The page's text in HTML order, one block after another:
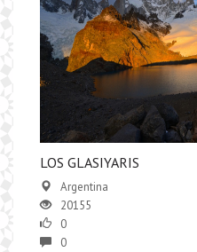
LOS GLASIYARIS
Argentina
20155
0
0